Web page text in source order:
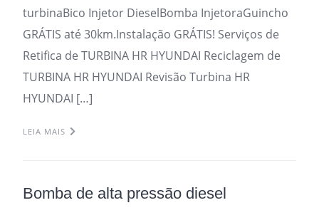
turbinaBico Injetor DieselBomba InjetoraGuincho
GRÁTIS até 30km.Instalação GRÁTIS! Serviços de
Retifica de TURBINA HR HYUNDAI Reciclagem de
TURBINA HR HYUNDAI Revisão Turbina HR
HYUNDAI […]
LEIA MAIS
Bomba de alta pressão diesel